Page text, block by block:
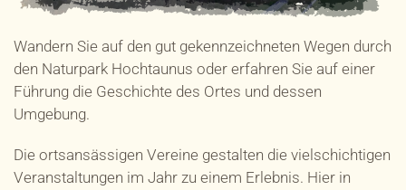
Wandern Sie auf den gut gekennzeichneten Wegen durch
den Naturpark Hochtaunus oder erfahren Sie auf einer
Führung die Geschichte des Ortes und dessen
Umgebung.
Die ortsansässigen Vereine gestalten die vielschichtigen
Veranstaltungen im Jahr zu einem Erlebnis. Hier in